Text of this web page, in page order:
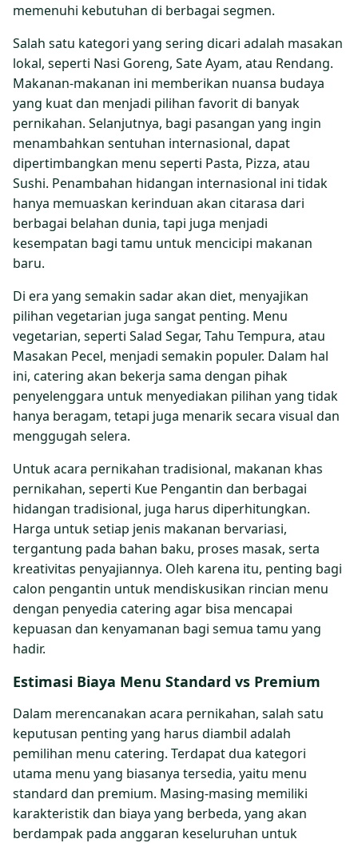
memenuhi kebutuhan di berbagai segmen.
Salah satu kategori yang sering dicari adalah masakan
lokal, seperti Nasi Goreng, Sate Ayam, atau Rendang.
Makanan-makanan ini memberikan nuansa budaya
yang kuat dan menjadi pilihan favorit di banyak
pernikahan. Selanjutnya, bagi pasangan yang ingin
menambahkan sentuhan internasional, dapat
dipertimbangkan menu seperti Pasta, Pizza, atau
Sushi. Penambahan hidangan internasional ini tidak
hanya memuaskan kerinduan akan citarasa dari
berbagai belahan dunia, tapi juga menjadi
kesempatan bagi tamu untuk mencicipi makanan
baru.
Di era yang semakin sadar akan diet, menyajikan
pilihan vegetarian juga sangat penting. Menu
vegetarian, seperti Salad Segar, Tahu Tempura, atau
Masakan Pecel, menjadi semakin populer. Dalam hal
ini, catering akan bekerja sama dengan pihak
penyelenggara untuk menyediakan pilihan yang tidak
hanya beragam, tetapi juga menarik secara visual dan
menggugah selera.
Untuk acara pernikahan tradisional, makanan khas
pernikahan, seperti Kue Pengantin dan berbagai
hidangan tradisional, juga harus diperhitungkan.
Harga untuk setiap jenis makanan bervariasi,
tergantung pada bahan baku, proses masak, serta
kreativitas penyajiannya. Oleh karena itu, penting bagi
calon pengantin untuk mendiskusikan rincian menu
dengan penyedia catering agar bisa mencapai
kepuasan dan kenyamanan bagi semua tamu yang
hadir.
Estimasi Biaya Menu Standard vs Premium
Dalam merencanakan acara pernikahan, salah satu
keputusan penting yang harus diambil adalah
pemilihan menu catering. Terdapat dua kategori
utama menu yang biasanya tersedia, yaitu menu
standard dan premium. Masing-masing memiliki
karakteristik dan biaya yang berbeda, yang akan
berdampak pada anggaran keseluruhan untuk